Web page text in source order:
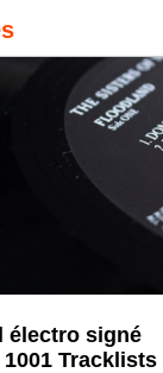
électro signé
Tracklists